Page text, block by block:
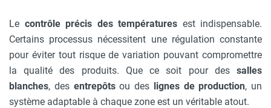
Le contrôle précis des températures est indispensable.
Certains processus nécessitent une régulation constante
pour éviter tout risque de variation pouvant compromettre
la qualité des produits. Que ce soit pour des salles
blanches, des entrepôtsou des lignes de production, un
système adaptable à chaque zone est un véritable atout.